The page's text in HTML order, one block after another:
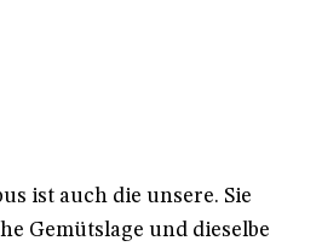
ist auch die unsere. Sie
Gemütslage und dieselbe